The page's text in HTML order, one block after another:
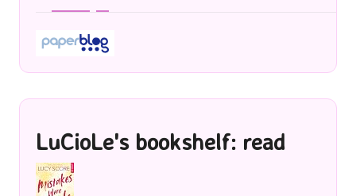
LuCioLe's bookshelf: read